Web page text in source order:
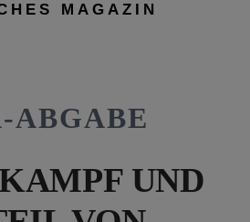
MAGAZIN
ABGABE
UND